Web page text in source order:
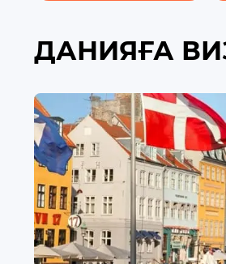
ДАНИЯҒА